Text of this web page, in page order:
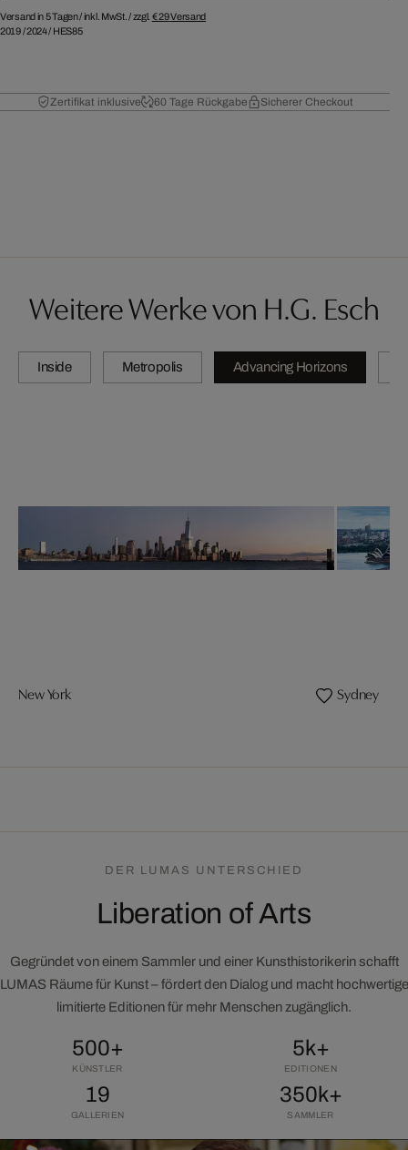
Versand in 5 Tagen /inkl. MwSt. / zzgl. € 29Versand
2019/2024/ HES85
Zertifikat inklusive 60 Tage Rückgabe Sicherer Checkout
Weitere Werke von H.G. Esch
Inside Metropolis Advancing Horizons
New York Sydney
DER LUMAS UNTERSCHIED
Liberation of Arts
Gegründet von einem Sammler und einer Kunsthistorikerin schafft
LUMAS Räume für Kunst – fördert den Dialog und macht hochwertige
limitierte Editionen für mehr Menschen zugänglich.
500+
KÜNSTLER
5k+
EDITIONEN
19
GALLERIEN
350k+
SAMMLER